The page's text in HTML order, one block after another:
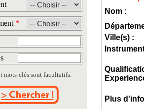
*
mots-clés sont facultatifs.
Nom :
Ville(s) :
Plus